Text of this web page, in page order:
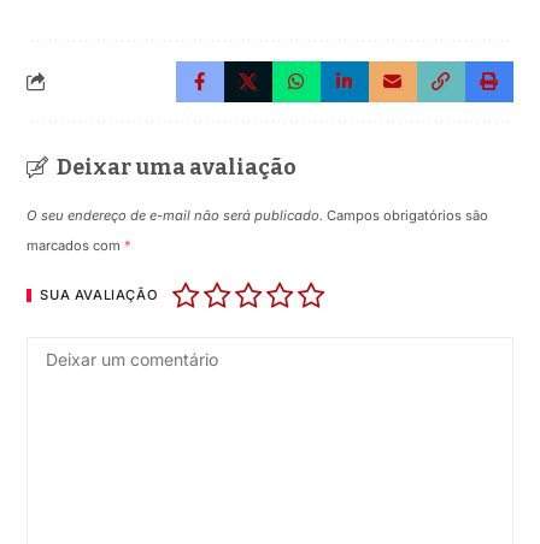
Deixar uma avaliação
O seu endereço de e-mail não será publicado. Campos obrigatórios são
marcados com*
SUA AVALIAÇÃO